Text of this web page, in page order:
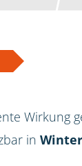
Wirkung
in